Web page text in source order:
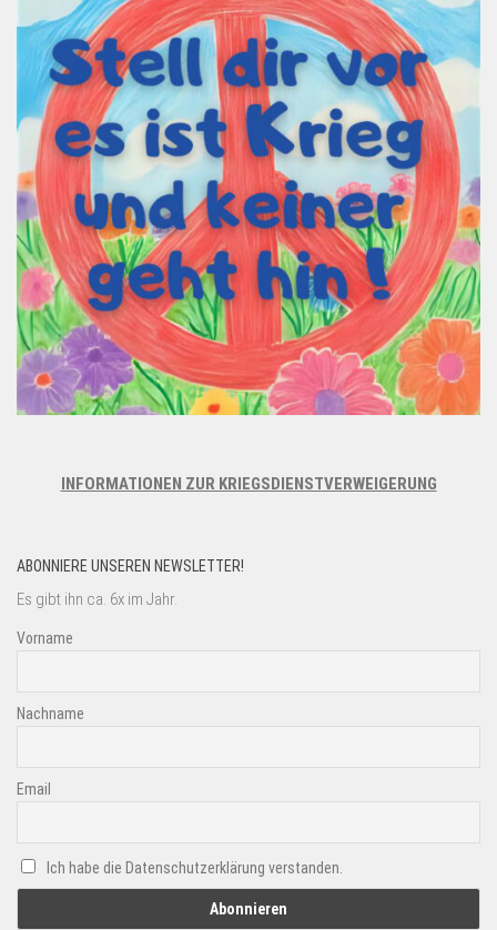
INFORMATIONEN ZUR KRIEGSDIENSTVERWEIGERUNG
ABONNIERE UNSEREN NEWSLETTER!
Es gibt ihn ca. 6x im Jahr.
Vorname
Nachname
Email
Ich habe die Datenschutzerklärung verstanden.